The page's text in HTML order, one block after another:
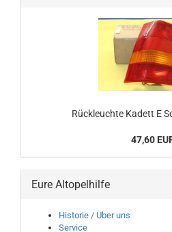
Rückleuchte Kadett E
47,60
Eure Altopelhilfe
Historie / Über uns
Service